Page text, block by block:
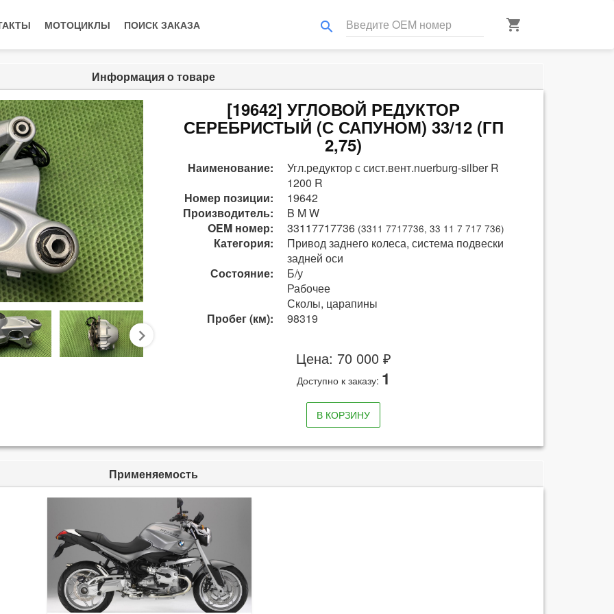
МОТОЦИКЛЫ ПОИСК ЗАКАЗА search shopping_cart
Информация о товаре
next
[19642] УГЛОВОЙ РЕДУКТОР
СЕРЕБРИСТЫЙ (С САПУНОМ) 33/12 (ГП
2,75)
Наименование:
Угл.редуктор с сист.вент.nuerburg-silber R
1200 R
Номер позиции:
19642
Производитель:
B M W
OEM номер:
33117717736 (3311 7717736, 33 11 7 717 736)
Категория:
Привод заднего колеса, система подвески
задней оси
Состояние:
Б/у
Рабочее
Сколы, царапины
Пробег (км):
98319
Цена: 70 000 ₽
Доступно к заказу: 1
В КОРЗИНУ
Применяемость